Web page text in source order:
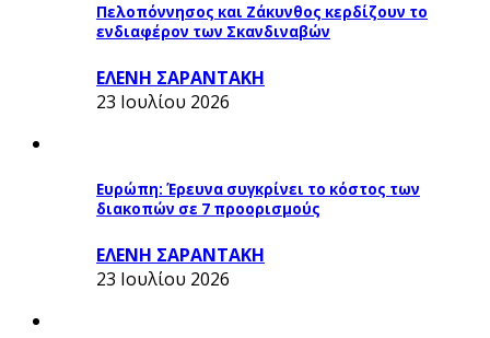
Πελοπόννησος και Ζάκυνθος κερδίζουν το
ενδιαφέρον των Σκανδιναβών
ΕΛΕΝΗ ΣΑΡΑΝΤΑΚΗ
23 Ιουλίου 2026
Ευρώπη: Έρευνα συγκρίνει το κόστος των
διακοπών σε 7 προορισμούς
ΕΛΕΝΗ ΣΑΡΑΝΤΑΚΗ
23 Ιουλίου 2026